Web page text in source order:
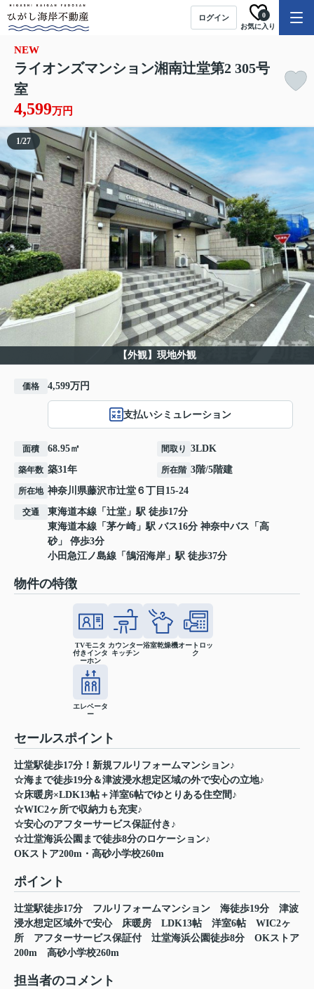
ログイン
お気に入り
0
NEW
ライオンズマンション湘南辻堂第2 305号
室
4,599万円
【外観】現地外観
1/27
価格 4,599万円
支払いシミュレーション
面積 68.95㎡ 間取り 3LDK
築年数 築31年 所在階 3階/5階建
所在地 神奈川県藤沢市辻堂 ６丁目15-24
交通 東海道本線 「 辻堂 」駅 徒歩17分
東海道本線 「 茅ケ崎 」駅 バス16分 神奈中バス「高
砂」 停歩3分
小田急江ノ島線 「 鵠沼海岸 」駅 徒歩37分
物件の特徴
TVモニタ
付きインタ
ーホン
カウンター
キッチン
浴室乾燥機オートロッ
ク
エレベータ
ー
セールスポイント
辻堂駅徒歩17分！新規フルリフォームマンション♪
☆海まで徒歩19分＆津波浸水想定区域の外で安心の立地♪
☆床暖房×LDK13帖＋洋室6帖でゆとりある住空間♪
☆WIC2ヶ所で収納力も充実♪
☆安心のアフターサービス保証付き♪
☆辻堂海浜公園まで徒歩8分のロケーション♪
OKストア200m・高砂小学校260m
ポイント
辻堂駅徒歩17分 フルリフォームマンション 海徒歩19分
津波
浸水想定区域外で安心
床暖房 LDK13帖 洋室6帖
WIC2ヶ
所
アフターサービス保証付 辻堂海浜公園徒歩8分
OKストア
200m
高砂小学校260m
担当者のコメント